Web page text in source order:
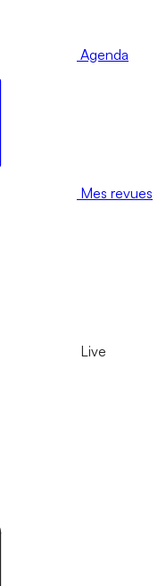
Agenda
Mes revues
Live